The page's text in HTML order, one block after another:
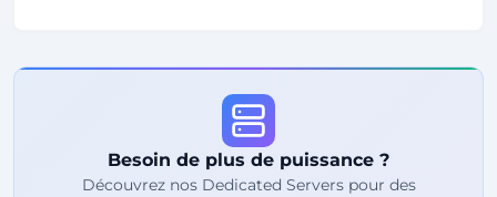
Utilisation équitableTraffic
Points de sauvegarde
Besoin de plus de puissance ?
Découvrez nos Dedicated Servers pour des